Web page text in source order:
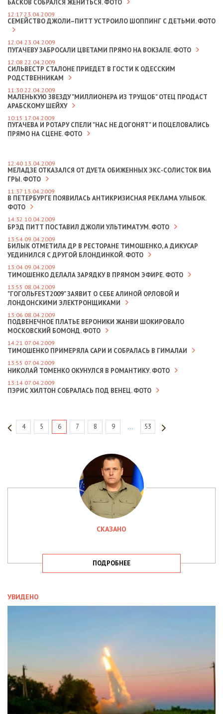
БАСКОВ СОБРАЛСЯ ЖЕНИТЬСЯ. ФОТО
12:17 23.04.2009
СЕМЕЙСТВО ДЖОЛИ–ПИТТ УСТРОИЛО ШОППИНГ С ДЕТЬМИ. ФОТО
12:04 23.04.2009
ПУГАЧЕВУ ЗАБРОСАЛИ ЦВЕТАМИ ПРЯМО НА ВОКЗАЛЕ. ФОТО
12:08 22.04.2009
СИЛЬВЕСТР СТАЛОНЕ ПРИЕДЕТ В ГОСТИ К ОДЕССКИМ
РОДСТВЕННИКАМ
11:30 22.04.2009
МАЛЕНЬКУЮ ЗВЕЗДУ "МИЛЛИОНЕРА ИЗ ТРУЩОБ" ОТЕЦ ПРОДАСТ
АРАБСКОМУ ШЕЙХУ
10:15 17.04.2009
ПУГАЧЕВА И РОТАРУ СПЕЛИ "НАС НЕ ДОГОНЯТ" И ПОЦЕЛОВАЛИСЬ
ПРЯМО НА СЦЕНЕ. ФОТО
12:40 13.04.2009
МЕЛАДЗЕ ОТКАЗАЛСЯ ОТ ДУЕТА ОБИЖЕННЫХ ЭКС-СОЛИСТОК ВИА
ГРЫ. ФОТО
11:37 13.04.2009
В ПЕТЕРБУРГЕ ПОЯВИЛАСЬ АНТИКРИЗИСНАЯ РЕКЛАМА УЛЫБОК.
ФОТО
14:32 10.04.2009
БРЭД ПИТТ ПОСТАВИЛ ДЖОЛИ УЛЬТИМАТУМ. ФОТО
13:54 09.04.2009
БИЛЫК ОТМЕТИЛА ДР В РЕСТОРАНЕ ТИМОШЕНКО, А ДИКУСАР
УЕДИНИЛСЯ С ДРУГОЙ БЛОНДИНКОЙ. ФОТО
13:04 09.04.2009
ТИМОШЕНКО ДЕЛАЛА ЗАРЯДКУ В ПРЯМОМ ЭФИРЕ. ФОТО
13:55 08.04.2009
"ГОГОЛЬFEST2009" ЗАЯВИТ О СЕБЕ АЛИНОЙ ОРЛОВОЙ И
ЛОНДОНСКИМИ ЭЛЕКТРОНЩИКАМИ
13:06 08.04.2009
ПОДВЕНЕЧНОЕ ПЛАТЬЕ ВЕРОНИКИ ЖАНВИ ШОКИРОВАЛО
МОСКОВСКИЙ БОМОНД. ФОТО
14:21 07.04.2009
ТИМОШЕНКО ПРИМЕРЯЛА САРИ И СОБРАЛАСЬ В ГИМАЛАИ
13:55 07.04.2009
НИКОЛАЙ ТОМЕНКО ОКУНУЛСЯ В РОМАНТИКУ. ФОТО
13:14 07.04.2009
ПЭРИС ХИЛТОН СОБРАЛАСЬ ПОД ВЕНЕЦ. ФОТО
4 5 6 7 8 9 ... 53
СКАЗАНО
ПОДРОБНЕЕ
УВИДЕНО